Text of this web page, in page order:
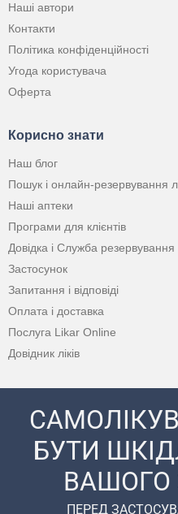
Наші автори
Контакти
Політика конфіденційності
Угода користувача
Оферта
Корисно знати
Наш блог
Пошук і онлайн-резервування
Наші аптеки
Програми для клієнтів
Довідка і Служба резервування
Застосунок
Запитання і відповіді
Оплата і доставка
Послуга Likar Online
Довідник ліків
БУТИ
ВАШОГО
ПЕРЕД